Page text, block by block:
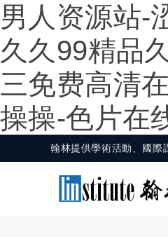
男人资源站-
久久99精品
三免费高清
操操-色片在
翰林提供學術活動、國際